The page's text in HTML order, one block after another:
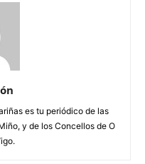
es tu periódico de las
y de los Concellos de O